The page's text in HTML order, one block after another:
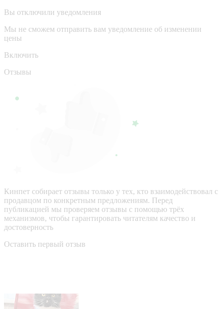
Вы отключили уведомления
Мы не сможем отправить вам уведомление об изменении
цены
Включить
Отзывы
Кинпет собирает отзывы только у тех, кто взаимодействовал с
продавцом по конкретным предложениям. Перед
публикацией мы проверяем отзывы с помощью трёх
механизмов, чтобы гарантировать читателям качество и
достоверность
Оставить первый отзыв